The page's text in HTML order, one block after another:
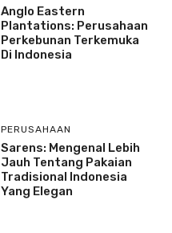
Anglo Eastern
Plantations: Perusahaan
Perkebunan Terkemuka
Di Indonesia
PERUSAHAAN
Sarens: Mengenal Lebih
Jauh Tentang Pakaian
Tradisional Indonesia
Yang Elegan